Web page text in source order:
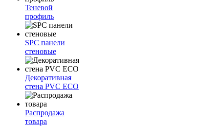
Теневой
профиль
SPC панели
стеновые
Декоративная
стена PVC ECO
Распродажа
товара